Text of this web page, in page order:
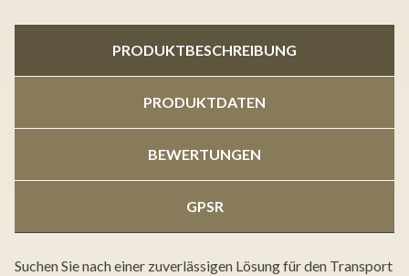
PRODUKTBESCHREIBUNG
PRODUKTDATEN
BEWERTUNGEN
GPSR
Suchen Sie nach einer zuverlässigen Lösung für den Transport